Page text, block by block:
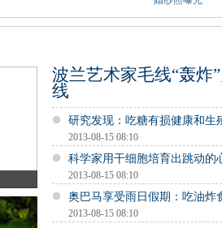
波兰艺术家毛线“轰炸
线
研究发现：吃糖有损健康和生
2013-08-15 08:10
科学家用干细胞培育出跳动的
2013-08-15 08:10
奥巴马享受雨日假期：吃油炸
2013-08-15 08:10